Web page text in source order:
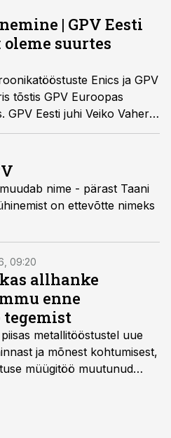
| GPV Eesti
suurtes
Enics ja GPV
tõstis GPV Euroopas
GPV Eesti juhi Veiko Vaheri
tehases praegu suurte
nime - pärast Taani
on ettevõtte nimeks
09:20
allhanke
enne
metallitööstustel uue
ja mõnest kohtumisest,
müügitöö muutunud